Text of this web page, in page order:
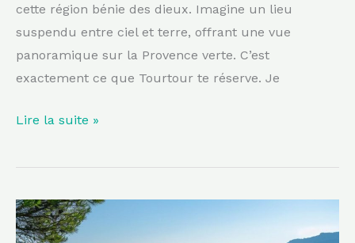
cette région bénie des dieux. Imagine un lieu
suspendu entre ciel et terre, offrant une vue
panoramique sur la Provence verte. C’est
exactement ce que Tourtour te réserve. Je
Lire la suite »
Un
paradis